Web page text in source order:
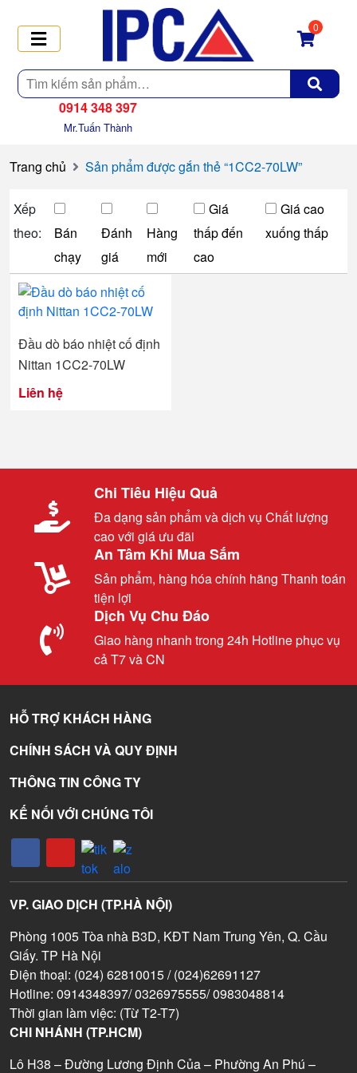
Tìm
kiếm
0
0914 348 397
Mr.Tuấn Thành
Trang chủ Sản phẩm được gắn thẻ “1CC2-70LW”
Xếp
theo:
Bán
chạy
Đánh
giá
Hàng
mới
Giá
thấp đến
cao
Giá cao
xuống thấp
Đầu dò báo nhiệt cố định
Nittan 1CC2-70LW
Liên hệ
Chi Tiêu Hiệu Quả
Đa dạng sản phẩm và dịch vụ Chất lượng
cao với giá ưu đãi
An Tâm Khi Mua Sắm
Sản phẩm, hàng hóa chính hãng Thanh toán
tiện lợi
Dịch Vụ Chu Đáo
Giao hàng nhanh trong 24h Hotline phục vụ
cả T7 và CN
HỖ TRỢ KHÁCH HÀNG
CHÍNH SÁCH VÀ QUY ĐỊNH
THÔNG TIN CÔNG TY
KẾ NỐI VỚI CHÚNG TÔI
VP. GIAO DỊCH (TP.HÀ NỘI)
Phòng 1005 Tòa nhà B3D, KĐT Nam Trung Yên, Q. Cầu
Giấy. TP Hà Nội
Điện thoại: (024) 62810015 / (024)62691127
Hotline: 0914348397/ 0326975555/ 0983048814
Thời gian làm việc: (Từ T2-T7)
CHI NHÁNH (TP.HCM)
Lô H38 – Đường Lương Định Của – Phường An Phú –